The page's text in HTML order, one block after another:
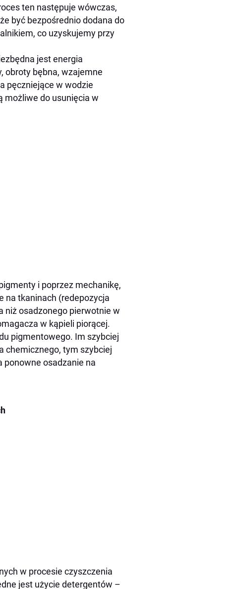
ten następuje wówczas,
być bezpośrednio dodana do
co uzyskujemy przy
jest energia
obroty bębna, wzajemne
pęczniejące w wodzie
możliwe do usunięcia w
i poprzez mechanikę,
na tkaninach (redepozycja
niż osadzonego pierwotnie w
w kąpieli piorącej.
pigmentowego. Im szybciej
chemicznego, tym szybciej
ponowne osadzanie na
w procesie czyszczenia
jest użycie detergentów –